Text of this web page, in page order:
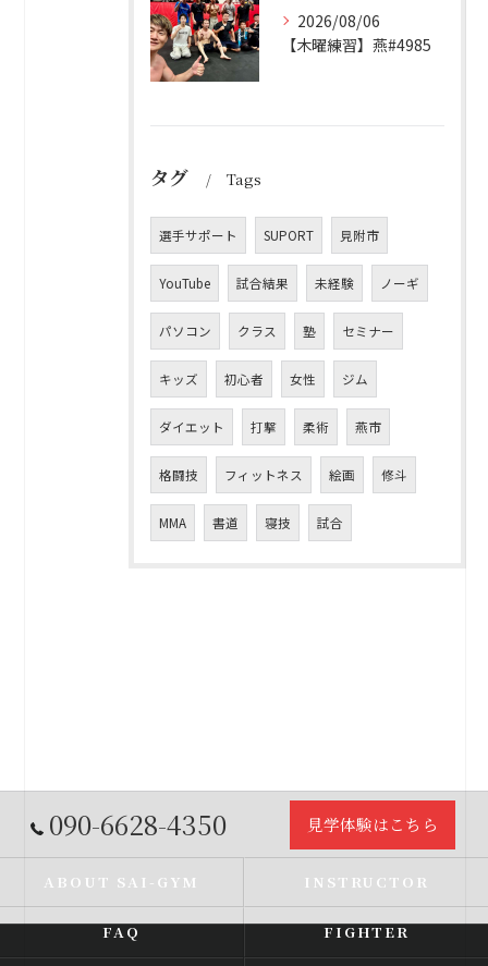
2026/08/06
【木曜練習】燕#4985
タグ Tags
選手サポート SUPORT 見附市
YouTube 試合結果 未経験 ノーギ
パソコン クラス 塾 セミナー
キッズ 初心者 女性 ジム
ダイエット 打撃 柔術 燕市
格闘技 フィットネス 絵画 修斗
MMA 書道 寝技 試合
090-6628-4350 見学体験はこちら
ABOUT SAI-GYM INSTRUCTOR
FAQ FIGHTER